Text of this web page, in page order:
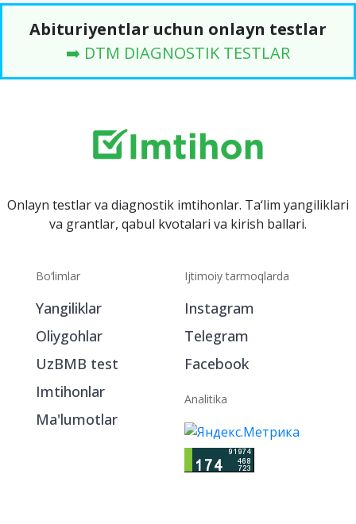
Abituriyentlar uchun onlayn testlar
➡️ DTM DIAGNOSTIK TESTLAR
Onlayn testlar va diagnostik imtihonlar. Ta‘lim yangiliklari
va grantlar, qabul kvotalari va kirish ballari.
Bo‘limlar
Yangiliklar
Oliygohlar
UzBMB test
Imtihonlar
Ma'lumotlar
Ijtimoiy tarmoqlarda
Instagram
Telegram
Facebook
Analitika